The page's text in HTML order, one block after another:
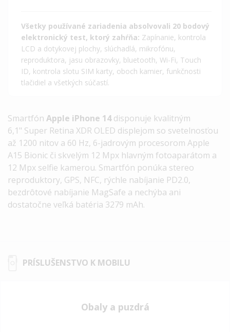
Všetky používané zariadenia absolvovali 20 bodový
elektronický test, ktorý zahŕňa: Zapínanie, kontrola
LCD a dotykovej plochy, slúchadlá, mikrofónu,
reproduktora, jasu obrazovky, bluetooth, Wi-Fi, Touch
ID, kontrola slotu SIM karty, oboch kamier, funkčnosti
tlačidiel a všetkých súčastí.
Smartfón Apple iPhone 14disponuje kvalitným
6,1" Super Retina XDR OLED displejom so svetelnosťou
až 1200 nitov a 60 Hz, 6-jadrovým procesorom Apple
A15 Bionic či skvelým 12 Mpx hlavným fotoaparátom a
12 Mpx selfie kamerou. Smartfón ponúka stereo
reproduktory, GPS, NFC, rýchle nabíjanie PD2.0,
bezdrôtové nabíjanie MagSafe a nechýba ani
dostatočne veľká batéria 3279 mAh.
PRÍSLUŠENSTVO K MOBILU
Obaly a puzdrá